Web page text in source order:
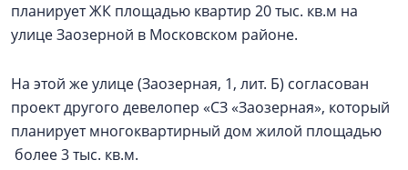
планирует ЖК площадью квартир 20 тыс. кв.м на
улице Заозерной в Московском районе.
На этой же улице (Заозерная, 1, лит. Б) согласован
проект другого девелопер «СЗ «Заозерная», который
планирует многоквартирный дом жилой площадью
более 3 тыс. кв.м.